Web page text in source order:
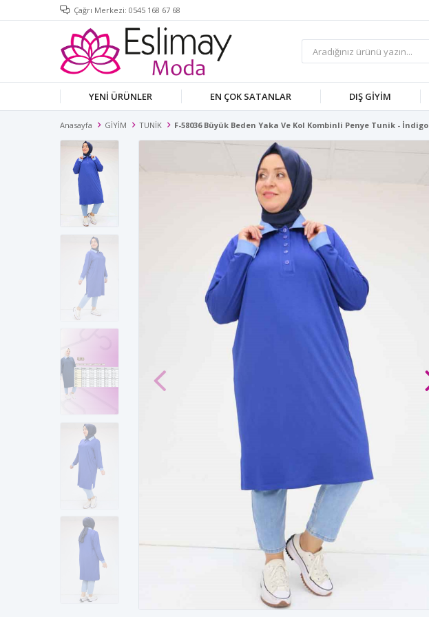
Çağrı Merkezi: 0545 168 67 68
YENİ ÜRÜNLER EN ÇOK SATANLAR DIŞ GİYİM
Anasayfa GİYİM TUNİK F-58036 Büyük Beden Yaka Ve Kol Kombinli Penye Tunik - İndigo